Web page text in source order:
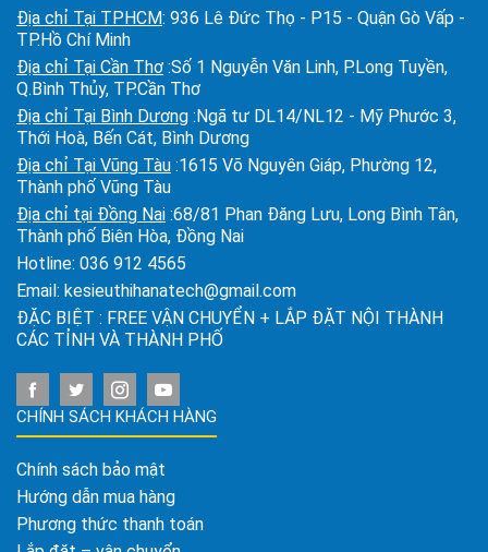
Địa chỉ Tại TPHCM: 936 Lê Đức Thọ - P15 - Quận Gò Vấp -
TP.Hồ Chí Minh
Địa chỉ Tại Cần Thơ :Số 1 Nguyễn Văn Linh, P.Long Tuyền,
Q.Bình Thủy, TP.Cần Thơ
Địa chỉ Tại Bình Dương :Ngã tư DL14/NL12 - Mỹ Phước 3,
Thới Hoà, Bến Cát, Bình Dương
Địa chỉ Tại Vũng Tàu :1615 Võ Nguyên Giáp, Phường 12,
Thành phố Vũng Tàu
Địa chỉ tại Đồng Nai :68/81 Phan Đăng Lưu, Long Bình Tân,
Thành phố Biên Hòa, Đồng Nai
Hotline: 036 912 4565
Email: kesieuthihanatech@gmail.com
ĐẶC BIỆT : FREE VẬN CHUYỂN + LẮP ĐẶT NỘI THÀNH
CÁC TỈNH VÀ THÀNH PHỐ
CHÍNH SÁCH KHÁCH HÀNG
Chính sách bảo mật
Hướng dẫn mua hàng
Phương thức thanh toán